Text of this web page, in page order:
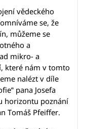
vědeckého
se, že
můžeme se
a
mikro- a
které nám v tomto
nalézt v díle
pana Josefa
horizontu poznání
Tomáš Pfeiffer.